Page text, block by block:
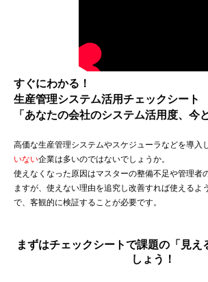
すぐにわかる！
生産管理システム活用チェックシート
「あなたの会社のシステム活用度、今
高価な生産管理システムやスケジューラなどを導入
いない企業は多いのではないでしょうか。
使えなくなった原因はマスターの整備不足や管理者
ますが、使えない理由を追究し改善すれば使えるよ
で、客観的に検証することが必要です。
まずはチェックシートで課題の「見え
しょう！